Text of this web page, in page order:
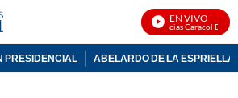
EN VIVO
Noticias Caracol En Vivo
PRESIDENCIAL ABELARDO DE LA ESPRIELLA